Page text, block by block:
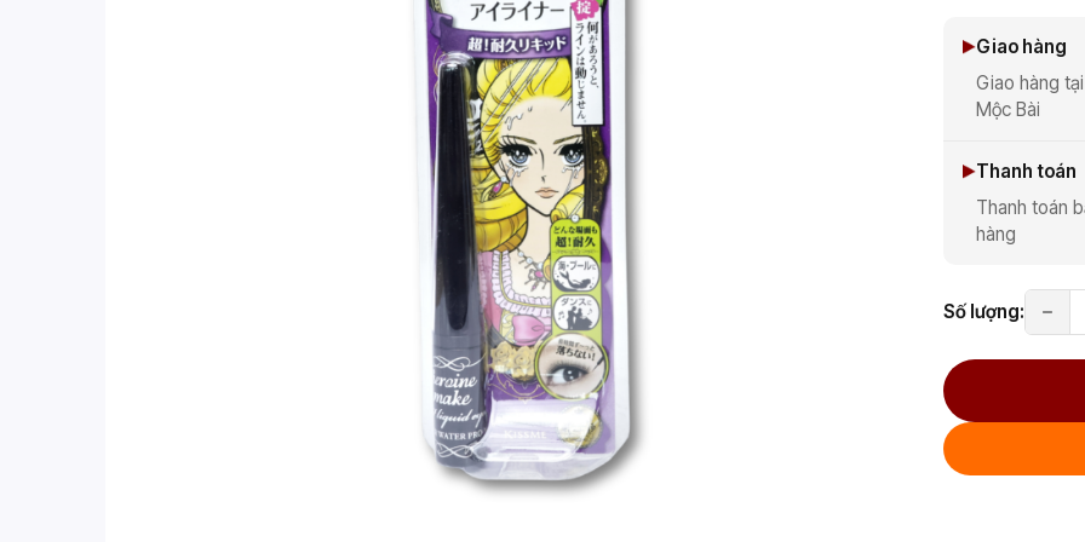
Giao hàng
Giao hàng
Mộc Bài
Thanh toán
Thanh toán
hàng
Số lượng: